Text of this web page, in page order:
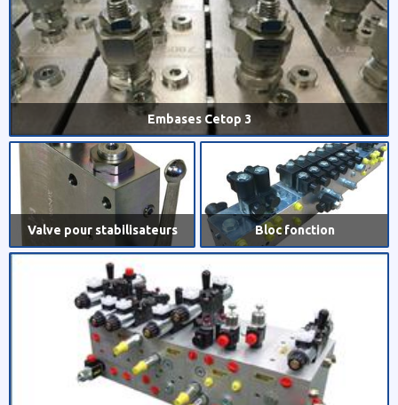
Embases Cetop 3
Valve pour stabilisateurs Bloc fonction